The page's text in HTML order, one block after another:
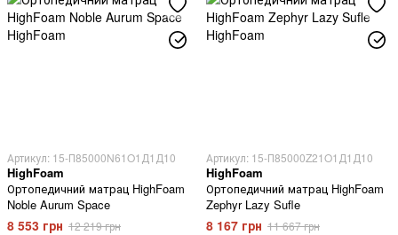
Артикул: 15-П85000N61O1Д1Д10
HighFoam
Ортопедичний матрац HighFoam
Noble Aurum Space
8 553 грн 12 219 грн
Артикул: 15-П85000Z21O1Д1Д10
HighFoam
Ортопедичний матрац HighFoam
Zephyr Lazy Sufle
8 167 грн 11 667 грн